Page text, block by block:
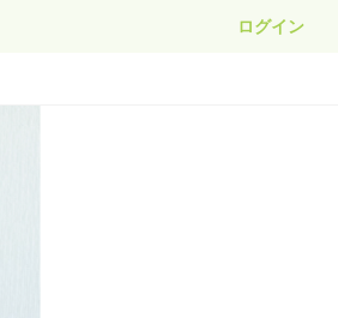
ログイン